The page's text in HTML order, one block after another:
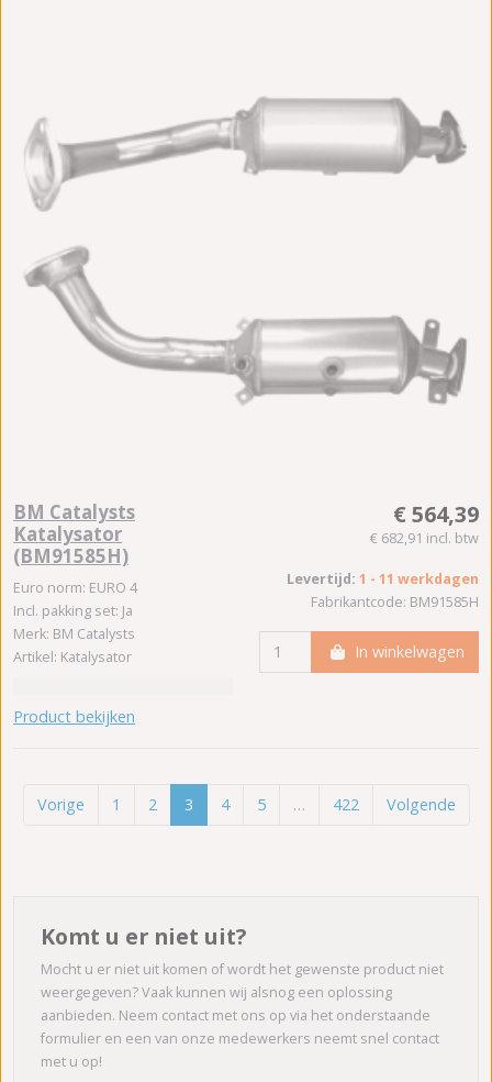
BM Catalysts
Katalysator
(BM91585H)
Euro norm: EURO 4
Incl. pakking set: Ja
Merk: BM Catalysts
Artikel: Katalysator
Product bekijken
€ 564,39
€ 682,91 incl. btw
Levertijd: 1 - 11 werkdagen
Fabrikantcode: BM91585H
In winkelwagen
Vorige 1 2 3 4 5 … 422 Volgende
Komt u er niet uit?
Mocht u er niet uit komen of wordt het gewenste product niet
weergegeven? Vaak kunnen wij alsnog een oplossing
aanbieden. Neem contact met ons op via het onderstaande
formulier en een van onze medewerkers neemt snel contact
met u op!